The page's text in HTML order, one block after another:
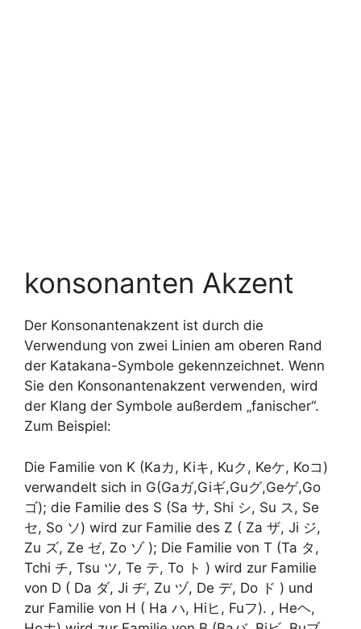
konsonanten Akzent
Der Konsonantenakzent ist durch die
Verwendung von zwei Linien am oberen Rand
der Katakana-Symbole gekennzeichnet. Wenn
Sie den Konsonantenakzent verwenden, wird
der Klang der Symbole außerdem „fanischer“.
Zum Beispiel:
Die Familie von K (Kaカ, Kiキ, Kuク, Keケ, Koコ)
verwandelt sich in G(Gaガ,Giギ,Guグ,Geゲ,Go
ゴ); die Familie des S (Sa サ, Shi シ, Su ス, Se
セ, So ソ) wird zur Familie des Z ( Za ザ, Ji ジ,
Zu ズ, Ze ゼ, Zo ゾ ); Die Familie von T (Ta タ,
Tchi チ, Tsu ツ, Te テ, To ト ) wird zur Familie
von D ( Da ダ, Ji ヂ, Zu ヅ, De デ, Do ド ) und
zur Familie von H ( Ha ハ, Hiヒ, Fuフ). , Heヘ,